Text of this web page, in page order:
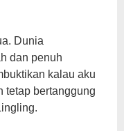
Dunia
dan penuh
kalau aku
tetap bertanggung